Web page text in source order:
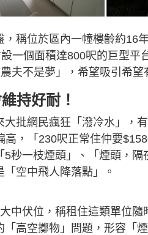
稱位於區內一幢樓齡約16
一個面積達800呎的巨型平
夫不是夢」，希望吸引希
持好耐！
批網民瘋狂「潑冷水」，
高，「230呎正常住仲要
秒一枝煙頭」、「煙頭，
空中飛人降落點」。
中伏位，稱租住這類單位
高空擲物」問題，形容「